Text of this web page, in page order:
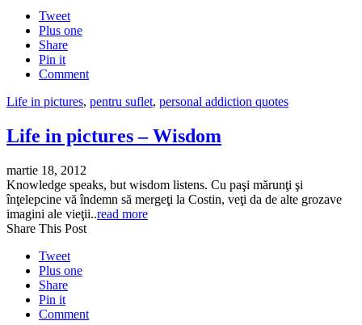
Tweet
Plus one
Share
Pin it
Comment
Life in pictures, pentru suflet, personal addiction quotes
Life in pictures – Wisdom
martie 18, 2012
Knowledge speaks, but wisdom listens. Cu paşi mărunţi şi
înţelepcine vă îndemn să mergeţi la Costin, veţi da de alte grozave
imagini ale vieţii..read more
Share This Post
Tweet
Plus one
Share
Pin it
Comment